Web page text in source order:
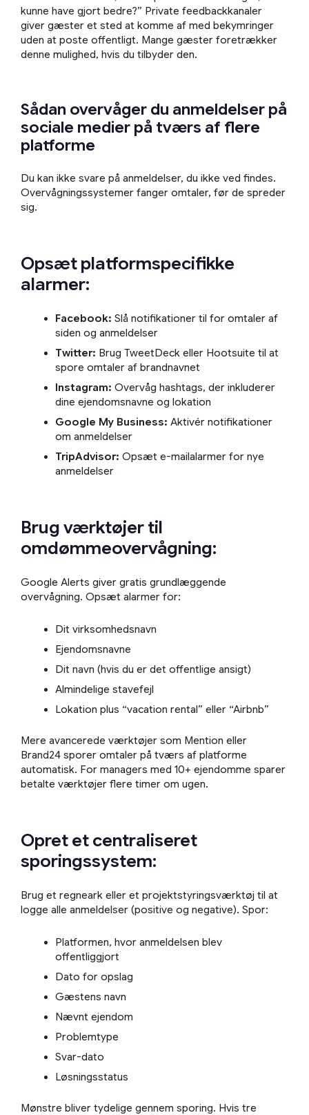
kunne have gjort bedre?” Private feedbackkanaler
giver gæster et sted at komme af med bekymringer
uden at poste offentligt. Mange gæster foretrækker
denne mulighed, hvis du tilbyder den.
Sådan overvåger du anmeldelser på
sociale medier på tværs af flere
platforme
Du kan ikke svare på anmeldelser, du ikke ved findes.
Overvågningssystemer fanger omtaler, før de spreder
sig.
Opsæt platformspecifikke
alarmer:
Facebook: Slå notifikationer til for omtaler af
siden og anmeldelser
Twitter: Brug TweetDeck eller Hootsuite til at
spore omtaler af brandnavnet
Instagram: Overvåg hashtags, der inkluderer
dine ejendomsnavne og lokation
Google My Business: Aktivér notifikationer
om anmeldelser
TripAdvisor: Opsæt e-mailalarmer for nye
anmeldelser
Brug værktøjer til
omdømmeovervågning:
Google Alerts giver gratis grundlæggende
overvågning. Opsæt alarmer for:
Dit virksomhedsnavn
Ejendomsnavne
Dit navn (hvis du er det offentlige ansigt)
Almindelige stavefejl
Lokation plus “vacation rental” eller “Airbnb”
Mere avancerede værktøjer som Mention eller
Brand24 sporer omtaler på tværs af platforme
automatisk. For managers med 10+ ejendomme sparer
betalte værktøjer flere timer om ugen.
Opret et centraliseret
sporingssystem:
Brug et regneark eller et projektstyringsværktøj til at
logge alle anmeldelser (positive og negative). Spor:
Platformen, hvor anmeldelsen blev
offentliggjort
Dato for opslag
Gæstens navn
Nævnt ejendom
Problemtype
Svar-dato
Løsningsstatus
Mønstre bliver tydelige gennem sporing. Hvis tre